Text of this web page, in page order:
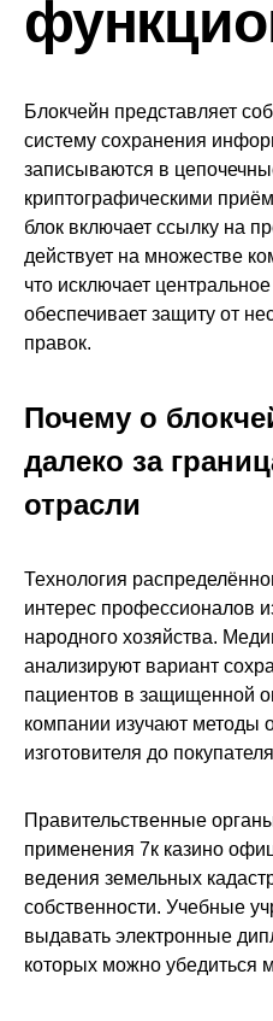
Блокчейн представляет
систему сохранения
записываются в
криптографическими
блок включает ссылку на
действует на множестве
что исключает
обеспечивает защиту от
правок.
Почему о
далеко за
отрасли
Технология
интерес профессионалов
народного хозяйства.
анализируют вариант
пациентов в защищенной
компании изучают методы
изготовителя до
Правительственные
применения 7к казино
ведения земельных
собственности. Учебные
выдавать электронные
которых можно убедиться